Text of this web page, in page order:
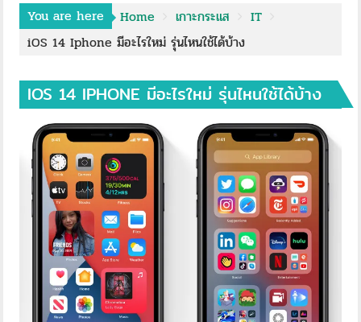
You are here Home เกาะกระแส
IT
iOS 14 Iphone มีอะไรใหม่ รุ่นไหนใช้ได้บ้าง
IOS 14 IPHONE มีอะไรใหม่ รุ่นไหนใช้ได้บ้าง